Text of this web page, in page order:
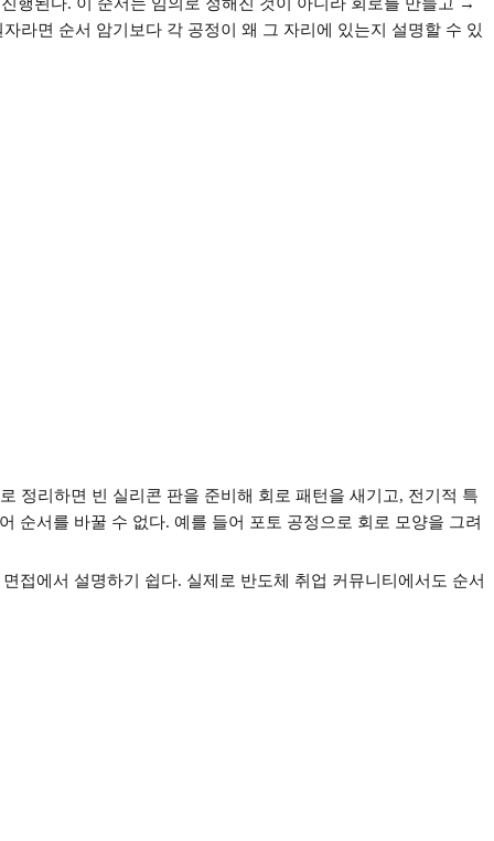
라면 순서 암기보다 각 공정이 왜 그 자리에 있는지 설명할 수 있
정리하면 빈 실리콘 판을 준비해 회로 패턴을 새기고, 전기적 특
순서를 바꿀 수 없다. 예를 들어 포토 공정으로 회로 모양을 그려
접에서 설명하기 쉽다. 실제로 반도체 취업 커뮤니티에서도 순서